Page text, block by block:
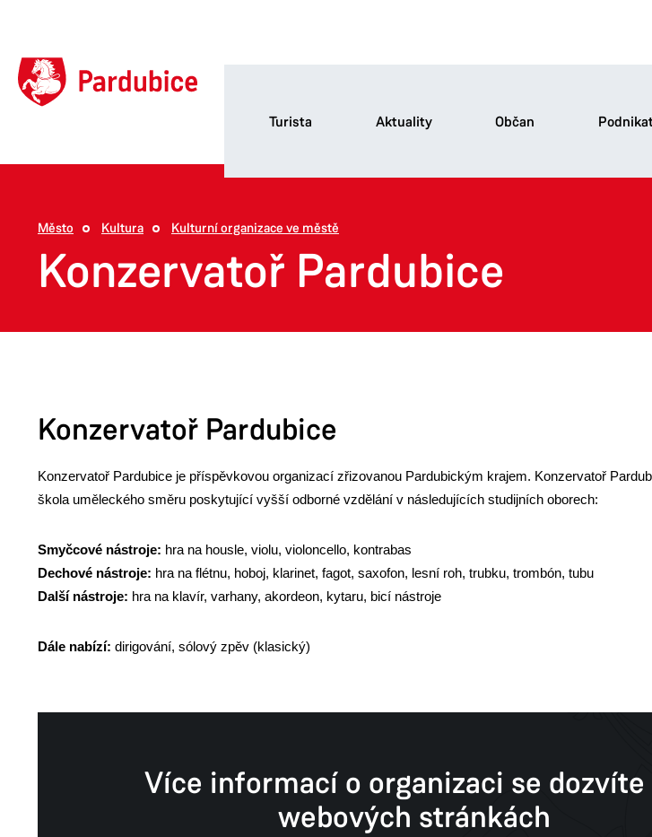
Turista Aktuality Občan
Město Kultura Kulturní organizace ve městě
Konzervatoř Pardubice
Konzervatoř Pardubice
Konzervatoř Pardubice je příspěvkovou organizací zřizovanou Pardubickým krajem. Konzervatoř
škola uměleckého směru poskytující vyšší odborné vzdělání v následujících studijních oborech:
Smyčcové nástroje: hra na housle, violu, violoncello, kontrabas
Dechové nástroje: hra na flétnu, hoboj, klarinet, fagot, saxofon, lesní roh, trubku, trombón, tubu
Další nástroje: hra na klavír, varhany, akordeon, kytaru, bicí nástroje
Dále nabízí: dirigování, sólový zpěv (klasický)
Více informací o organizaci se dozvíte
webových stránkách